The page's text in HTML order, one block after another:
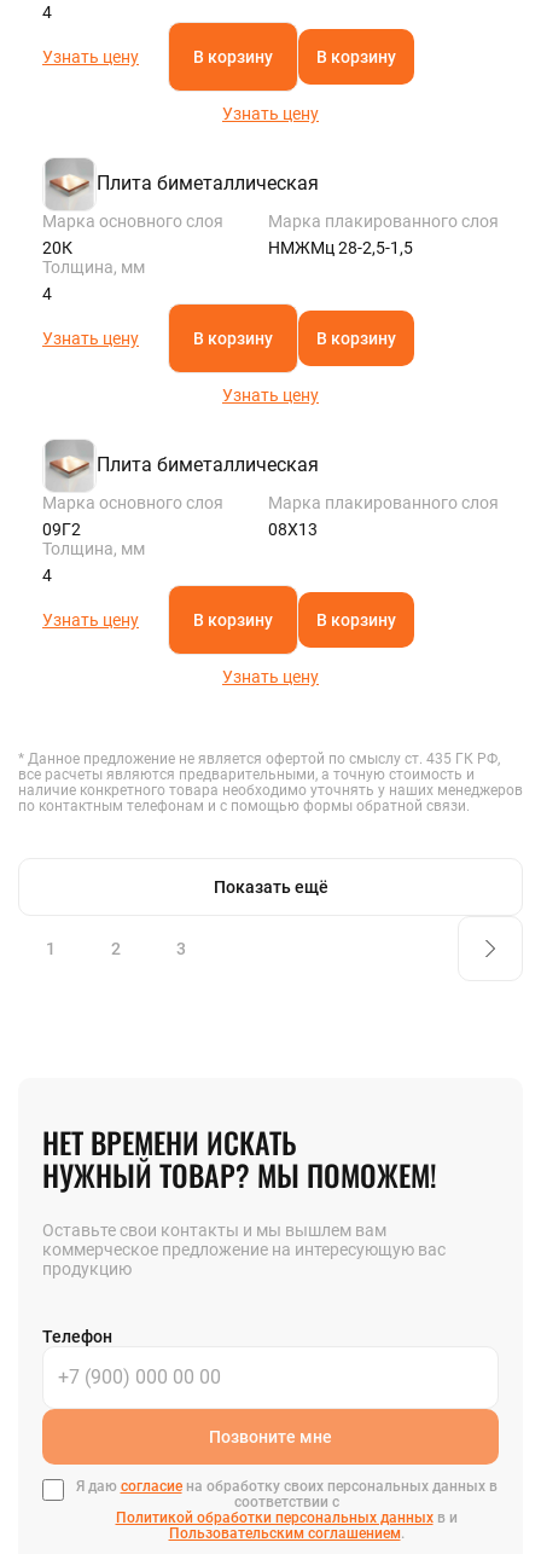
4
Узнать цену В корзину В корзину
Узнать цену
Плита биметаллическая
Марка основного слоя
20К
Марка плакированного слоя
НМЖМц 28-2,5-1,5
Толщина, мм
4
Узнать цену В корзину В корзину
Узнать цену
Плита биметаллическая
Марка основного слоя
09Г2
Марка плакированного слоя
08Х13
Толщина, мм
4
Узнать цену В корзину В корзину
Узнать цену
* Данное предложение не является офертой по смыслу ст. 435 ГК РФ,
все расчеты являются предварительными, а точную стоимость и
наличие конкретного товара необходимо уточнять у наших менеджеров
по контактным телефонам и с помощью формы обратной связи.
Показать ещё
1 2 3
НЕТ ВРЕМЕНИ ИСКАТЬ
НУЖНЫЙ ТОВАР? МЫ ПОМОЖЕМ!
Оставьте свои контакты и мы вышлем вам
коммерческое предложение на интересующую вас
продукцию
Телефон
Позвоните мне
Я даю согласиена обработку своих персональных данных в
соответствии с
Политикой обработки персональных данныхв и
Пользовательским соглашением.